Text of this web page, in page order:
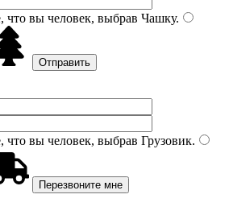
что вы человек, выбрав Чашку.
что вы человек, выбрав Грузовик.